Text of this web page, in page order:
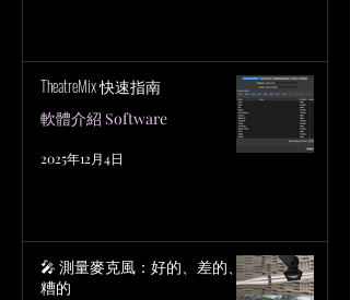
TheatreMix 快速指南
軟體介紹 Software
2025年12月4日
🎤 測量麥克風：好的、差的、
糟的